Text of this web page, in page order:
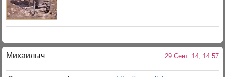
Михаилыч 29 Сент. 14, 14:57